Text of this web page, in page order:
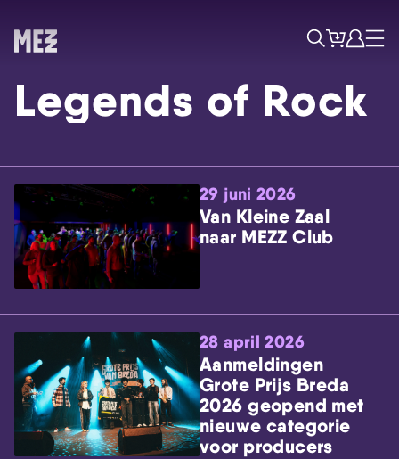
Skip navigatie
ZoekTicketsAccount
Menu
Legends of Rock
29 juni 2026
Van Kleine Zaal
naar MEZZ Club
28 april 2026
Aanmeldingen
Grote Prijs Breda
2026 geopend met
nieuwe categorie
voor producers